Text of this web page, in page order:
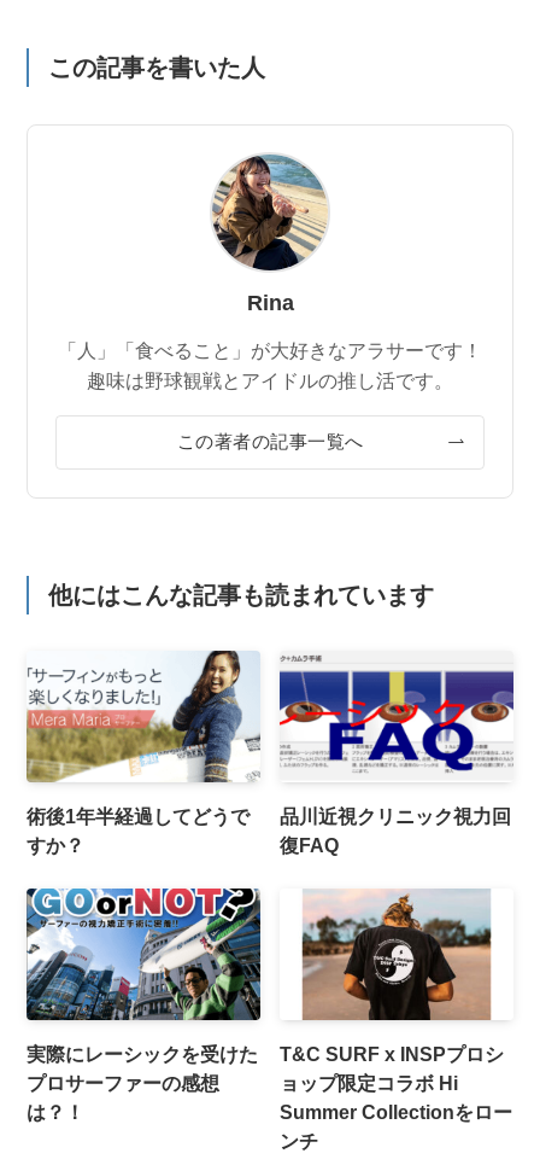
この記事を書いた人
Rina
「人」「食べること」が大好きなアラサーです！
趣味は野球観戦とアイドルの推し活です。
この著者の記事一覧へ
他にはこんな記事も読まれています
術後1年半経過してどうで
すか？
品川近視クリニック視力回
復FAQ
実際にレーシックを受けた
プロサーファーの感想
は？！
T&C SURF x INSPプロシ
ョップ限定コラボ Hi
Summer Collectionをロー
ンチ